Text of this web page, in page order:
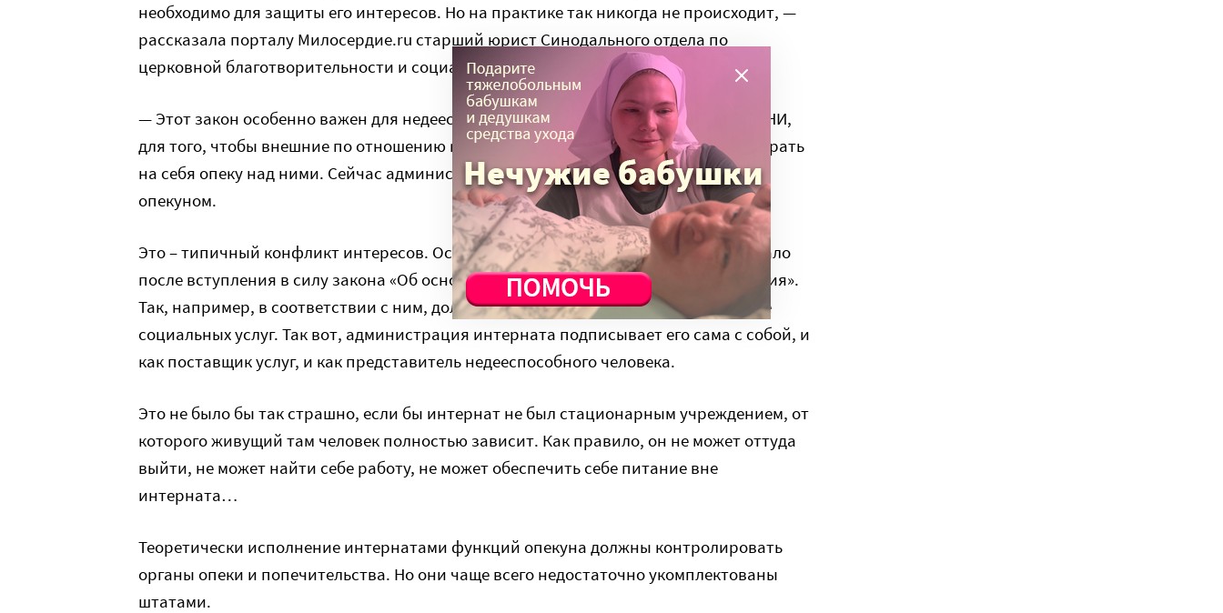
необходимо для защиты его интересов. Но на практике так никогда не происходит, —
рассказала порталу Милосердие.ru старший юрист Синодального отдела по
церковной благотворительности и социальному служению
Наталья Старинова
— Этот закон особенно важен для недееспособных людей, которые находится в ПНИ,
для того, чтобы внешние по отношению к интернату люди и организации могли брать
на себя опеку над ними. Сейчас администрация самого учреждения является их
опекуном.
Это – типичный конфликт интересов. Особенно заметным это несоответствие стало
после вступления в силу закона «Об основах социального обслуживания населения».
Так, например, в соответствии с ним, должен быть заключен договор на оказание
социальных услуг. Так вот, администрация интерната подписывает его сама с собой, и
как поставщик услуг, и как представитель недееспособного человека.
Это не было бы так страшно, если бы интернат не был стационарным учреждением, от
которого живущий там человек полностью зависит. Как правило, он не может оттуда
выйти, не может найти себе работу, не может обеспечить себе питание вне
интерната…
Теоретически исполнение интернатами функций опекуна должны контролировать
органы опеки и попечительства. Но они чаще всего недостаточно укомплектованы
штатами.